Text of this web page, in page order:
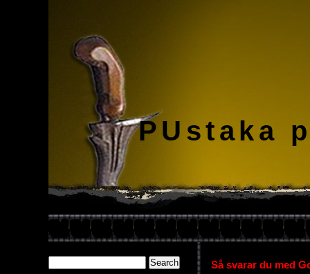
PUstaka
Så svarar du med